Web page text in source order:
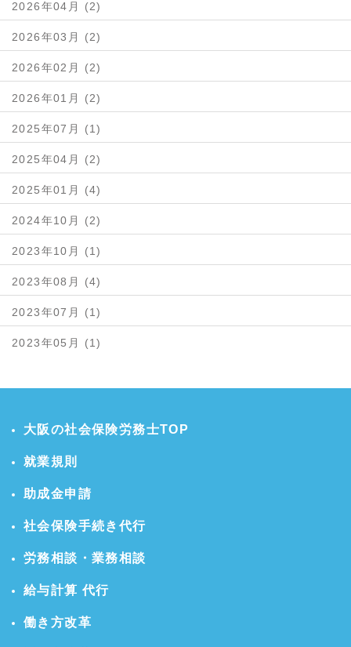
2026年04月 (2)
2026年03月 (2)
2026年02月 (2)
2026年01月 (2)
2025年07月 (1)
2025年04月 (2)
2025年01月 (4)
2024年10月 (2)
2023年10月 (1)
2023年08月 (4)
2023年07月 (1)
2023年05月 (1)
大阪の社会保険労務士TOP
就業規則
助成金申請
社会保険手続き代行
労務相談・業務相談
給与計算 代行
働き方改革